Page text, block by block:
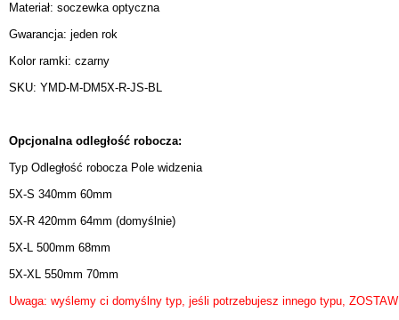
Materiał: soczewka optyczna
Gwarancja: jeden rok
Kolor ramki: czarny
SKU: YMD-M-DM5X-R-JS-BL
Opcjonalna odległość robocza:
Typ Odległość robocza Pole widzenia
5X-S 340mm 60mm
5X-R 420mm 64mm (domyślnie)
5X-L 500mm 68mm
5X-XL 550mm 70mm
Uwaga: wyślemy ci domyślny typ, jeśli potrzebujesz innego typu,